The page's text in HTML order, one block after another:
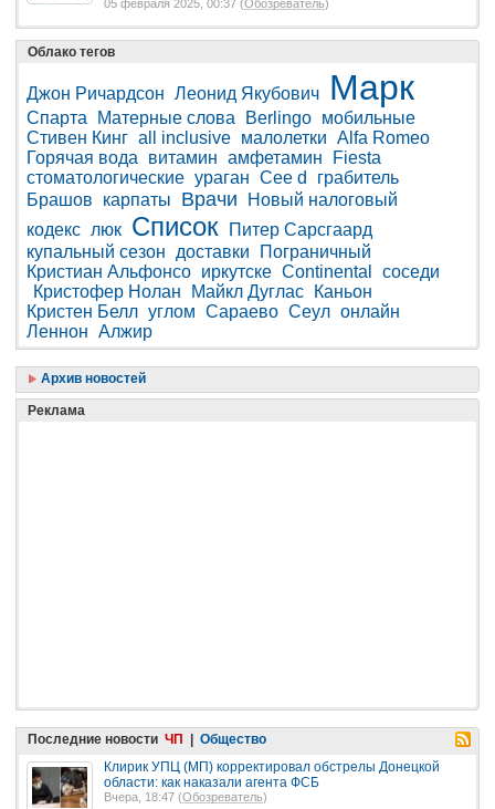
05 февраля 2025, 00:37 (Обозреватель)
Облако тегов
Джон Ричардсон Леонид Якубович Марк
Спарта Матерные слова Berlingo мобильные
Стивен Кинг all inclusive малолетки Alfa Romeo
Горячая вода
витамин амфетамин
Fiesta
стоматологические ураган Cee d
грабитель
Брашов
карпаты Врачи
Новый налоговый
кодекс люк Список
Питер Сарсгаард
купальный сезон
доставки
Пограничный
Кристиан Альфонсо иркутске Continental
соседи
Кристофер Нолан
Майкл Дуглас
Каньон
Кристен Белл углом Сараево Сеул онлайн
Леннон Алжир
Архив новостей
Реклама
Последние новости ЧП | Общество
Клирик УПЦ (МП) корректировал обстрелы Донецкой
области: как наказали агента ФСБ
Вчера, 18:47 (Обозреватель)